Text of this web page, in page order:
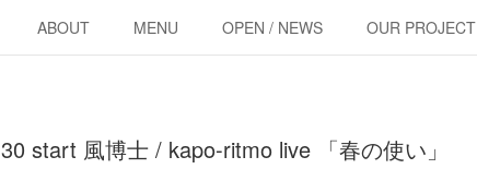
ABOUT MENU OPEN / NEWS OUR PROJECT
start 風博士 / kapo-ritmo live 「春の使い」